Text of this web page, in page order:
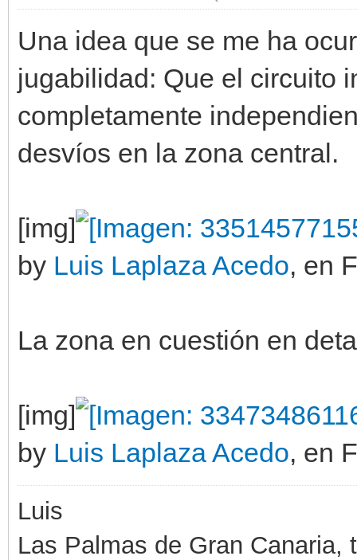
Una idea que se me ha
jugabilidad: Que el circuito
completamente
desvíos en la zona central.
[img]
by Luis Laplaza Acedo, en
La zona en cuestión en
[img]
by Luis Laplaza Acedo, en
Luis
Las Palmas de Gran